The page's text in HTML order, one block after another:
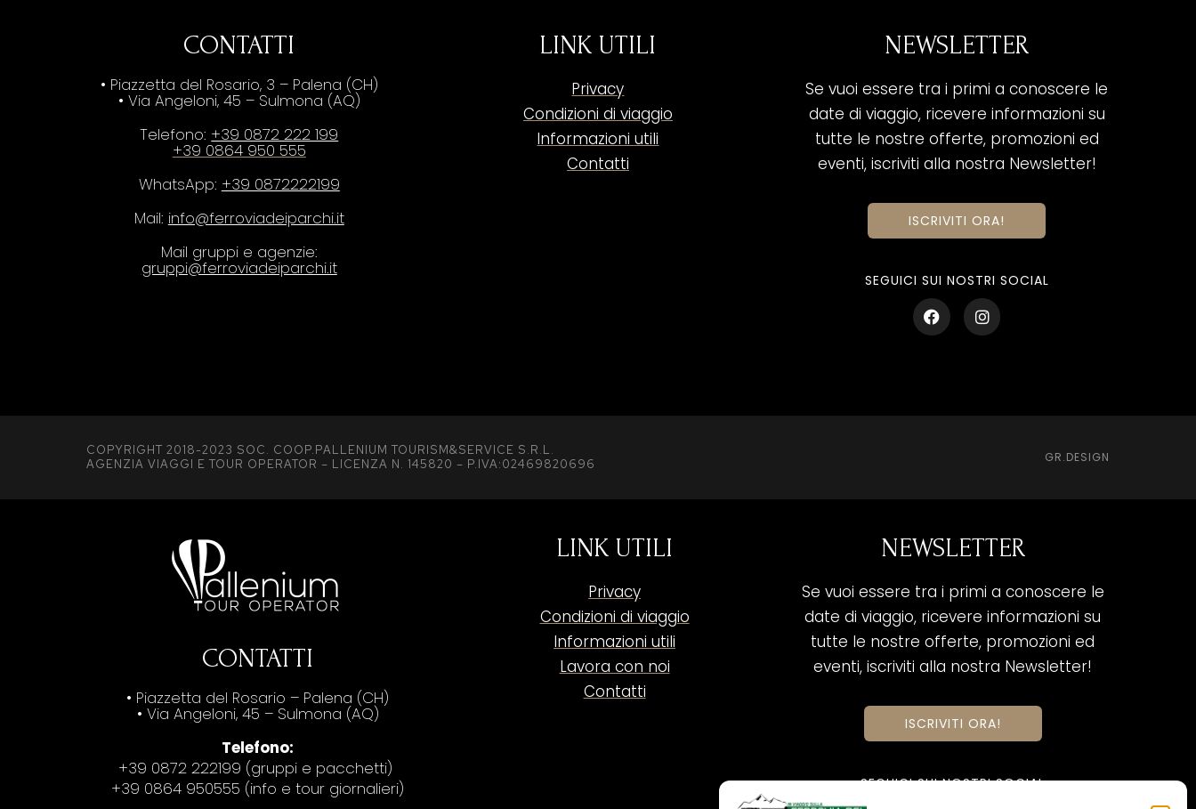
CONTATTI
• Piazzetta del Rosario, 3 – Palena (CH)
• Via Angeloni, 45 – Sulmona (AQ)
Telefono: +39 0872 222 199
+39 0864 950 555
WhatsApp: +39 0872222199
Mail: info@ferroviadeiparchi.it
Mail gruppi e agenzie:
gruppi@ferroviadeiparchi.it
LINK UTILI
Privacy
Condizioni di viaggio
Informazioni utili
Contatti
NEWSLETTER
Se vuoi essere tra i primi a conoscere le
date di viaggio, ricevere informazioni su
tutte le nostre offerte, promozioni ed
eventi, iscriviti alla nostra Newsletter!
ISCRIVITI ORA!
SEGUICI SUI NOSTRI SOCIAL
COPYRIGHT 2018-2023 SOC. COOP.PALLENIUM TOURISM&SERVICE S.R.L.
AGENZIA VIAGGI E TOUR OPERATOR – LICENZA N. 145820 – P.IVA:02469820696
GR.DESIGN
CONTATTI
• Piazzetta del Rosario – Palena (CH)
• Via Angeloni, 45 – Sulmona (AQ)
Telefono:
+39 0872 222199 (gruppi e pacchetti)
+39 0864 950555 (info e tour giornalieri)
LINK UTILI
Privacy
Condizioni di viaggio
Informazioni utili
Lavora con noi
Contatti
NEWSLETTER
Se vuoi essere tra i primi a conoscere le
date di viaggio, ricevere informazioni su
tutte le nostre offerte, promozioni ed
eventi, iscriviti alla nostra Newsletter!
ISCRIVITI ORA!
SEGUICI SUI NOSTRI SOCIAL